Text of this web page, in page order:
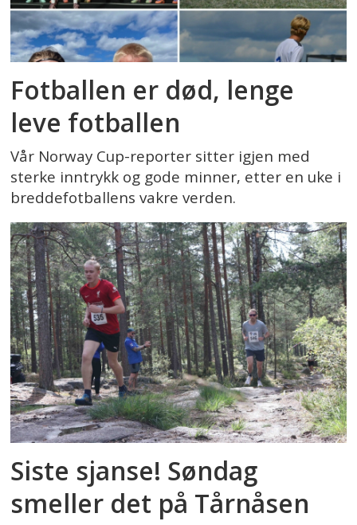
Fotballen er død, lenge
leve fotballen
Vår Norway Cup-reporter sitter igjen med
sterke inntrykk og gode minner, etter en uke i
breddefotballens vakre verden.
Siste sjanse! Søndag
smeller det på Tårnåsen